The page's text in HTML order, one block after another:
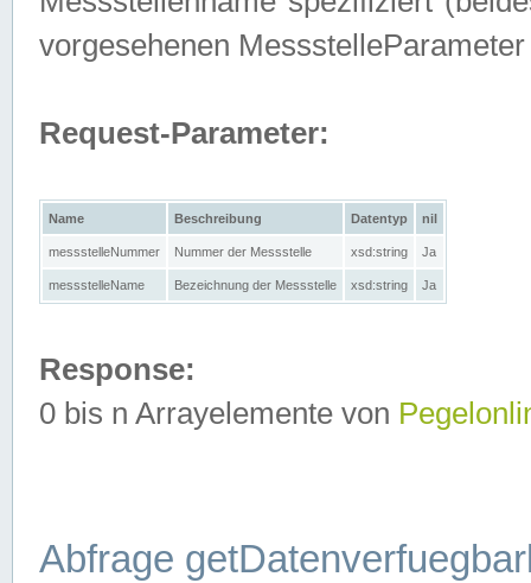
vorgesehenen
Request-Parameter:
Name Beschreibung Datentyp nil
messstelleNummer Nummer der Messstelle xsd:string Ja
messstelleName Bezeichnung der Messstelle xsd:string Ja
Response:
0 bis n Arrayelemente von
Abfrage